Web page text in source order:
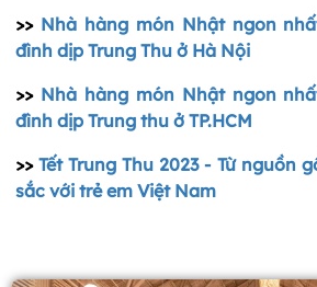
>> Nhà hàng món Nhật ngon
đình dịp Trung Thu ở Hà Nội
>> Nhà hàng món Nhật ngon
đình dịp Trung thu ở TP.HCM
>>Tết Trung Thu 2023 - Từ nguồn
sắc với trẻ em Việt Nam